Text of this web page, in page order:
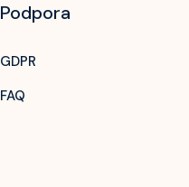
Podpora
GDPR
FAQ